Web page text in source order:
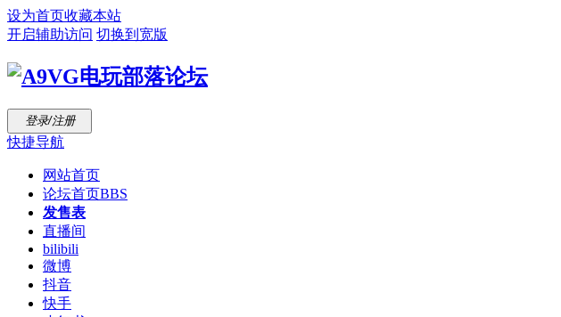
设为首页收藏本站
开启辅助访问 切换到宽版
登录/注册
快捷导航
网站首页
论坛首页BBS
发售表
直播间
bilibili
微博
抖音
快手